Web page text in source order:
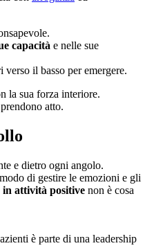
capacità e nelle sue
il basso per emergere.
la sua forza interiore.
atto.
e dietro ogni angolo.
di gestire le emozioni e gli
in attività positive non è cosa
è parte di una leadership